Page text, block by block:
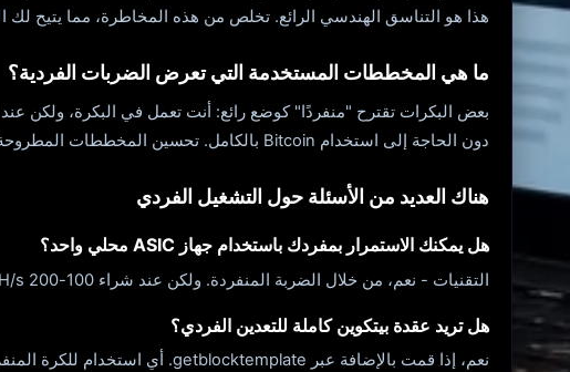
هذا هو التناسق الهندسي الرائع. تخلص من هذه المخاطرة، مما يتيح
ما هي المخططات المستخدمة التي تعرض الضربات الفردية؟
دون الحاجة إلى استخدام Bitcoin بالكامل. تحسين المخططات المطروحة - في
هناك العديد من الأسئلة حول التشغيل الفردي
هل يمكنك الاستمرار بمفردك باستخدام جهاز ASIC محلي واحد؟
التقنيات - نعم، من خلال الضربة المنفردة. ولكن عند شراء 100-200 TH/s، يتم توفير وقت طويل للكتلة مرة أخرى. هذا سيناريو اليانصيب الحقيقي وليس استثمارًا.
هل تريد عقدة بيتكوين كاملة للتعدين الفردي؟
نعم، إذا قمت بالإضافة عبر getblocktemplate. أي استخدام للكرة المنفردة (ckpool.org, Solo.ckpool.org) - هذه المجموعات تقدم كتلًا من خراطيشها وعمولة 2% فقط مقابل كتلة الصيانة.